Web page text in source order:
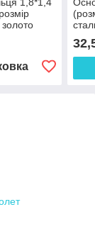
1,8*1,4